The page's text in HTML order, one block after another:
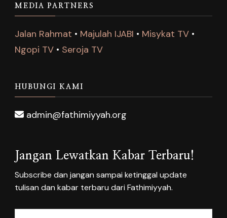
MEDIA PARTNERS
Jalan Rahmat • Majulah IJABI • Misykat TV •
Ngopi TV • Seroja TV
HUBUNGI KAMI
admin@fathimiyyah.org
Jangan Lewatkan Kabar Terbaru!
Subscribe dan jangan sampai ketinggal update
tulisan dan kabar terbaru dari Fathimiyyah.